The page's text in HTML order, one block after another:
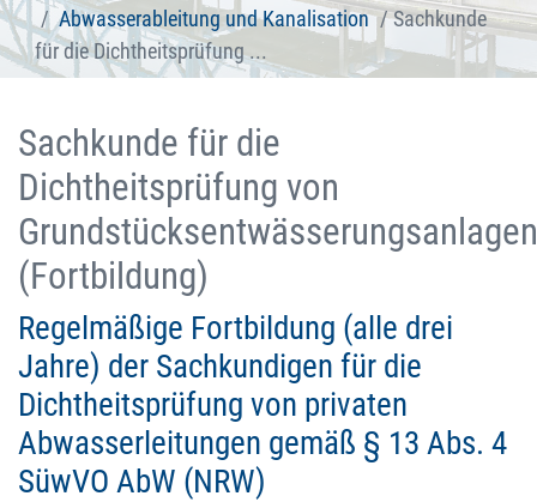
Abwasserableitung und Kanalisation
Sachkunde
für die Dichtheitsprüfung ...
Sachkunde für die
Dichtheitsprüfung von
Grundstücksentwässerungsanlagen
(Fortbildung)
Regelmäßige Fortbildung (alle drei
Jahre) der Sachkundigen für die
Dichtheitsprüfung von privaten
Abwasserleitungen gemäß § 13 Abs. 4
SüwVO AbW (NRW)